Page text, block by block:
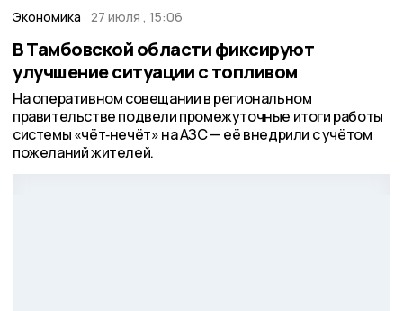
Экономика 27 июля , 15:06
В Тамбовской области фиксируют
улучшение ситуации с топливом
На оперативном совещании в региональном
правительстве подвели промежуточные итоги работы
системы «чёт‑нечёт» на АЗС — её внедрили с учётом
пожеланий жителей.